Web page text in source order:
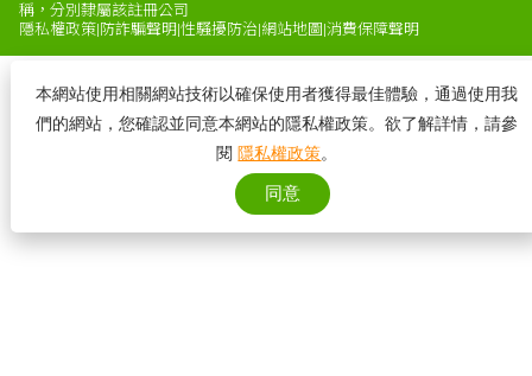
稱，分別隸屬該註冊公司
隱私權政策|防詐騙聲明|性騷擾防治|網站地圖 |消費保障聲明
本網站使用相關網站技術以確保使用者獲得最佳體驗，通過使用我
們的網站，您確認並同意本網站的隱私權政策。欲了解詳情，請參
閱隱私權政策。
同意